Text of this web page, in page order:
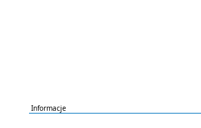
Informacje